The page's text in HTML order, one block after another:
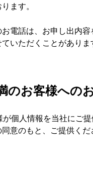
ます。
電話は、お申し出内容
いただくことがありま
のお客様への
が個人情報を当社にご
意のもと、ご提供くだ